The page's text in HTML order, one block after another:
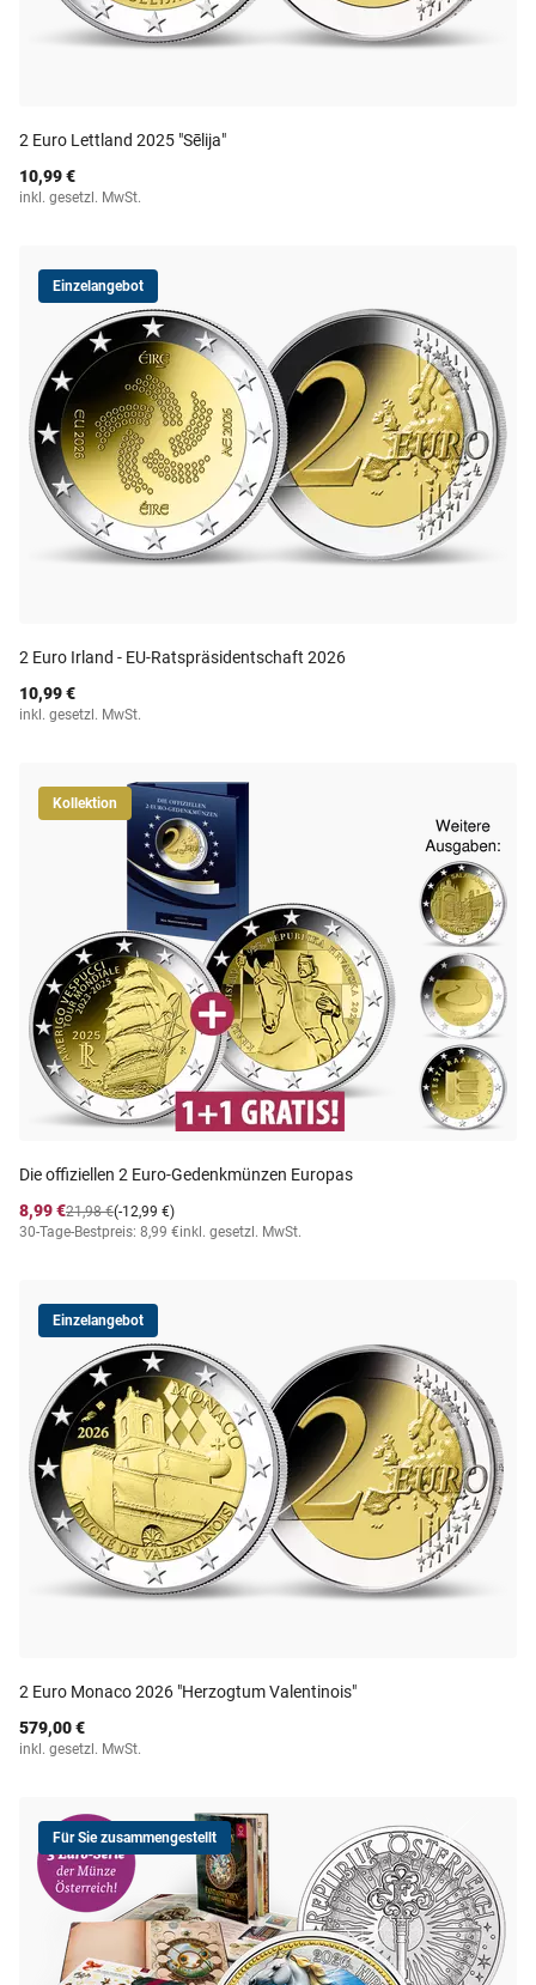
2 Euro Lettland 2025 "Sēlija"
10,99 €
inkl. gesetzl. MwSt.
Einzelangebot
2 Euro Irland - EU-Ratspräsidentschaft 2026
10,99 €
inkl. gesetzl. MwSt.
Kollektion
Die offiziellen 2 Euro-Gedenkmünzen Europas
8,99 €
(-12,99 €)
21,98 €
30-Tage-Bestpreis: 8,99 €inkl. gesetzl. MwSt.
Einzelangebot
2 Euro Monaco 2026 "Herzogtum Valentinois"
579,00 €
inkl. gesetzl. MwSt.
Für Sie zusammengestellt